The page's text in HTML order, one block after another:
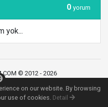
0 yorum
yok...
© 2012 - 2026
Politikası
İletişim
MS
on our website. By browsing
use of cookies. Detail